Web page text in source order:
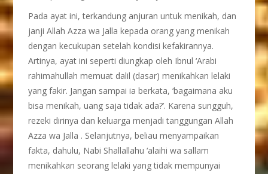
Pada ayat ini, terkandung anjuran untuk menikah, dan
janji Allah Azza wa Jalla kepada orang yang menikah
dengan kecukupan setelah kondisi kefakirannya.
Artinya, ayat ini seperti diungkap oleh Ibnul ‘Arabi
rahimahullah memuat dalil (dasar) menikahkan lelaki
yang fakir. Jangan sampai ia berkata, ‘bagaimana aku
bisa menikah, uang saja tidak ada?’. Karena sungguh,
rezeki dirinya dan keluarga menjadi tanggungan Allah
Azza wa Jalla . Selanjutnya, beliau menyampaikan
fakta, dahulu, Nabi Shallallahu ‘alaihi wa sallam
menikahkan seorang lelaki yang tidak mempunyai